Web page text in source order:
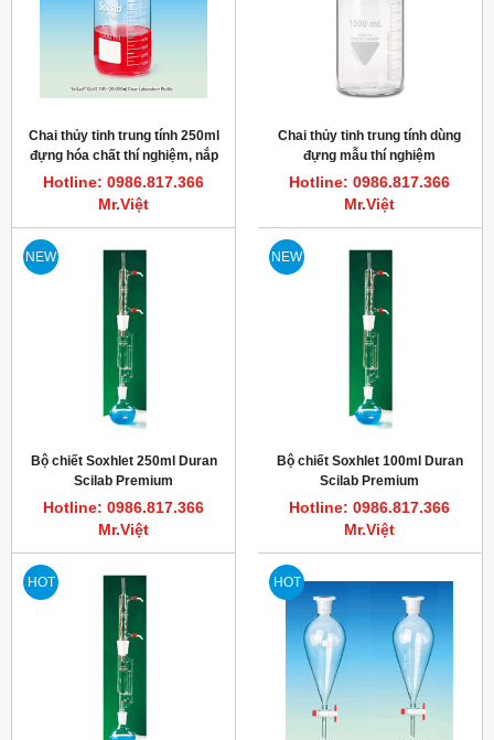
Chai thủy tinh trung tính 250ml
đựng hóa chất thí nghiệm, nắp
xanh GL45 PP
Hotline: 0986.817.366
Mr.Việt
Chai thủy tinh trung tính dùng
đựng mẫu thí nghiệm
Hotline: 0986.817.366
Mr.Việt
NEW
Bộ chiết Soxhlet 250ml Duran
Scilab Premium
Hotline: 0986.817.366
Mr.Việt
NEW
Bộ chiết Soxhlet 100ml Duran
Scilab Premium
Hotline: 0986.817.366
Mr.Việt
HOT HOT